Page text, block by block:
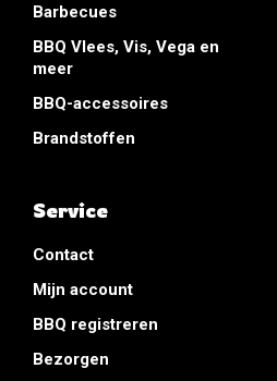
Barbecues
BBQ Vlees, Vis, Vega en
meer
BBQ-accessoires
Brandstoffen
Service
Contact
Mijn account
BBQ registreren
Bezorgen